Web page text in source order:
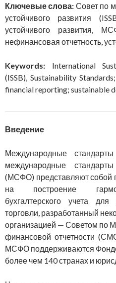
Ключевые слова: Совет по
устойчивого развития
устойчивого развития,
нефинансовая отчетность,
Keywords: International
(ISSB), Sustainability
financial reporting; sustainable
Введение
Международные
международные
(МСФО) представляют собой
на построение
бухгалтерского учета
торговли, разработанный
организацией — Советом по
финансовой отчетности
МСФО поддерживаются
более чем 140 странах и